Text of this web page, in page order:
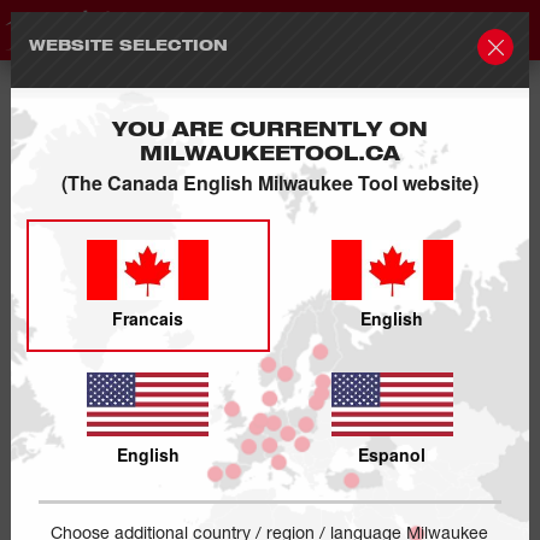
WEBSITE SELECTION
YOU ARE CURRENTLY ON
MILWAUKEETOOL.CA
(The Canada English Milwaukee Tool website)
Francais English
English Espanol
Choose additional country / region / language Milwaukee